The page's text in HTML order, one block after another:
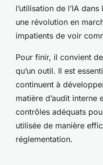
l’utilisation de l’IA
une révolution en
impatients de voir
Pour finir, il convient
qu’un outil. Il est
continuent à
matière d’audit interne
contrôles adéquats
utilisée de manière
réglementation.